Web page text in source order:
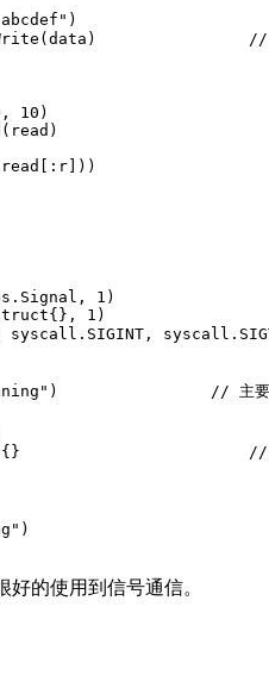
)
//
, 10 )
1 )
{}, 1 )
syscall.SIGINT,
) // 主要
:= <-
//
)
的使用到信号通信。